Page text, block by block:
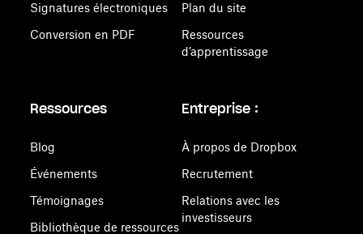
Signatures électroniques
Conversion en PDF
Plan du site
Ressources
d’apprentissage
Ressources
Blog
Événements
Témoignages
Bibliothèque de ressources
Entreprise :
À propos de Dropbox
Recrutement
Relations avec les
investisseurs